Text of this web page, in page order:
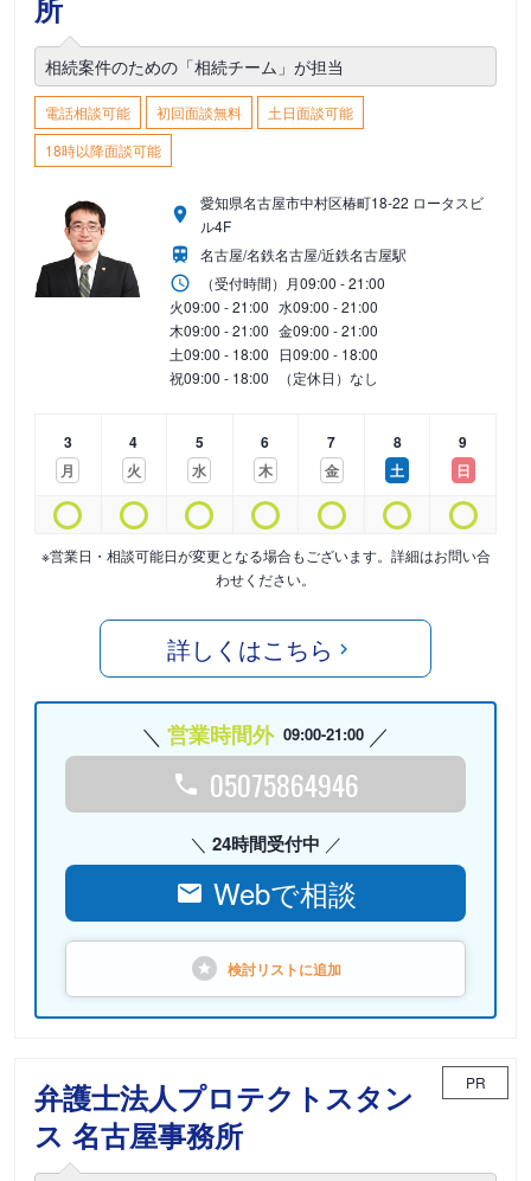
所
相続案件のための「相続チーム」が担当
電話相談可能 初回面談無料
土日面談可能
18時以降面談可能
愛知県名古屋市中村区椿町18-22 ロータスビ
ル4F
名古屋/名鉄名古屋/近鉄名古屋駅
（受付時間） 月09:00 - 21:00
火09:00 - 21:00 水09:00 - 21:00
木09:00 - 21:00 金09:00 - 21:00
土09:00 - 18:00 日09:00 - 18:00
祝09:00 - 18:00 （定休日）なし
3
月
4
火
5
水
6
木
7
金
8
土
9
日
※営業日・相談可能日が変更となる場合もございます。詳細はお問い合
わせください。
詳しくはこちら
営業時間外 09:00-21:00
05075864946
24時間受付中
Webで相談
検討リストに追加
弁護士法人プロテクトスタン
ス 名古屋事務所
PR